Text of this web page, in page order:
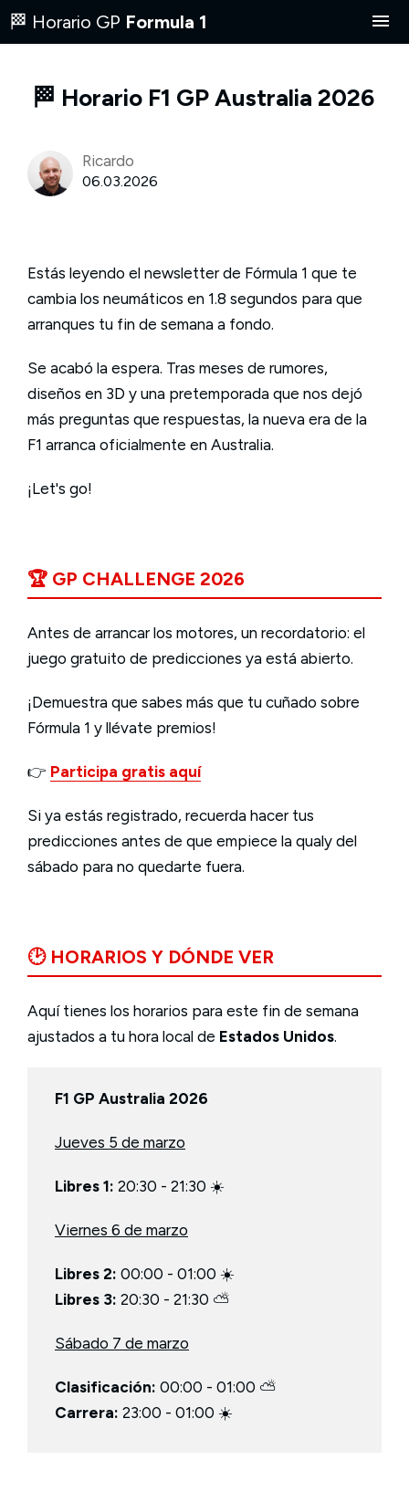
🏁 Horario GP Formula 1
Dónde ver
EN
✉️ Recibe los horarios por email
🏁 Horario F1 GP Australia 2026
Ricardo
06.03.2026
Estás leyendo el newsletter de Fórmula 1 que te
cambia los neumáticos en 1.8 segundos para que
arranques tu fin de semana a fondo.
Se acabó la espera. Tras meses de rumores,
diseños en 3D y una pretemporada que nos dejó
más preguntas que respuestas, la nueva era de la
F1 arranca oficialmente en Australia.
¡Let's go!
🏆 GP CHALLENGE 2026
Antes de arrancar los motores, un recordatorio: el
juego gratuito de predicciones ya está abierto.
¡Demuestra que sabes más que tu cuñado sobre
Fórmula 1 y llévate premios!
👉 Participa gratis aquí
Si ya estás registrado, recuerda hacer tus
predicciones antes de que empiece la qualy del
sábado para no quedarte fuera.
🕑 HORARIOS Y DÓNDE VER
Aquí tienes los horarios para este fin de semana
ajustados a tu hora local de Estados Unidos.
F1 GP Australia 2026
Jueves 5 de marzo
Libres 1: 20:30 - 21:30 ☀️
Viernes 6 de marzo
Libres 2: 00:00 - 01:00 ☀️
Libres 3: 20:30 - 21:30 ⛅
Sábado 7 de marzo
Clasificación: 00:00 - 01:00 ⛅
Carrera: 23:00 - 01:00 ☀️